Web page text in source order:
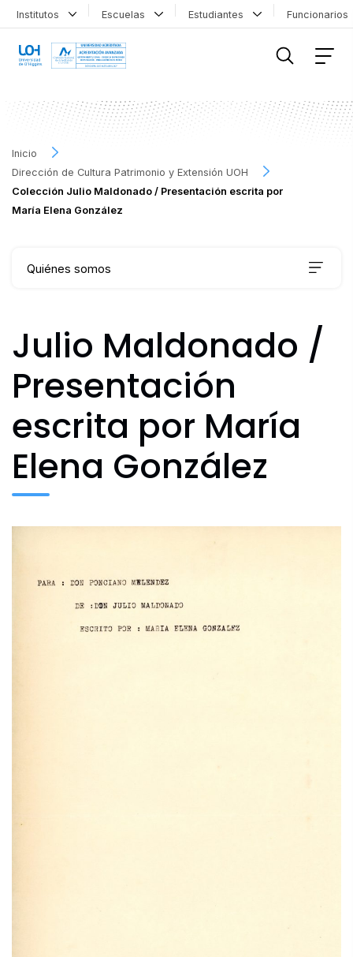
Institutos Escuelas Estudiantes
Inicio
Dirección de Cultura Patrimonio y Extensión UOH
Colección Julio Maldonado / Presentación escrita por
María Elena González
Quiénes somos
Archivo Fotográfico y Documental
Historial
Julio Maldonado /
Presentación
escrita por María
Elena González